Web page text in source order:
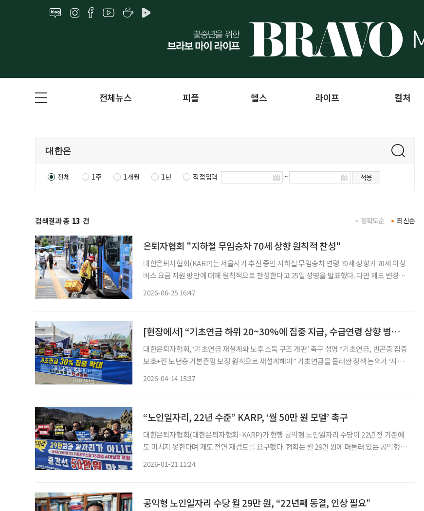
전체뉴스 피플 헬스 라이프 컬처
전체 1주 1개월 1년 직접입력 ~ 적용
검색결과 총 13 건 최신순
정확도순
은퇴자협회 "지하철 무임승차 70세 상향 원칙적 찬성"
대한은퇴자협회(KARP)는 서울시가 추진 중인 지하철 무임승차 연령 70세 상향과 70세 이상
버스 요금 지원 방안에 대해 원칙적으로 찬성한다고 25일 성명을 발표했다. 다만 제도 변경에
2026-06-25 16:47
[현장에서] “기초연금 하위 20~30%에 집중 지급, 수급연령 상향 병행해야”
대한은퇴자협회, ‘기초연금 재설계와 노후 소득 구조 개편’ 촉구 성명 “기초연금, 빈곤층 집중
보호+전 노년층 기본존엄 보장 원칙으로 재설계해야” 기초연금을 둘러싼 정책 논의가 ‘지급
2026-04-14 15:37
“노인일자리, 22년 수준” KARP, ‘월 50만 원 모델’ 촉구
대한은퇴자협회(대한은퇴자협회·KARP)가 현행 공익형 노인일자리 수당이 22년 전 기준에
도 미치지 못한다며 제도 전면 재검토를 요구했다. 협회는 월 29만 원에 머물러 있는 공익형
2026-01-21 11:24
공익형 노인일자리 수당 월 29만 원, “22년째 동결, 인상 필요”